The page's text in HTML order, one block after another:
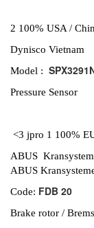
2 100% USA /
Dynisco Vietnam
Model :
Pressure Sensor
<3 jpro 1 100%
ABUS
ABUS
Code: FDB 20
Brake rotor /